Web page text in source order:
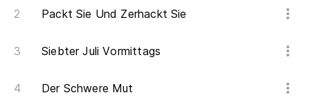
Packt Sie Und Zerhackt Sie
Siebter Juli Vormittags
Der Schwere Mut